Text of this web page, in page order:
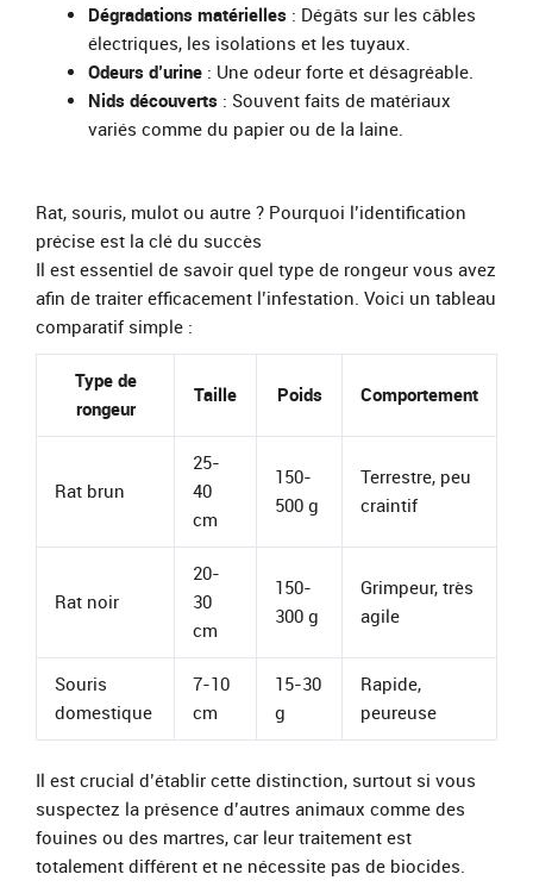
Dégradations matérielles : Dégâts sur les câbles
électriques, les isolations et les tuyaux.
Odeurs d’urine: Une odeur forte et désagréable.
Nids découverts : Souvent faits de matériaux
variés comme du papier ou de la laine.
Rat, souris, mulot ou autre ? Pourquoi l’identification
précise est la clé du succès
Il est essentiel de savoir quel type de rongeur vous avez
afin de traiter efficacement l’infestation. Voici un tableau
comparatif simple :
Type de
rongeur
Taille Poids Comportement
Rat brun
25-
40
cm
150-
500 g
Terrestre, peu
craintif
Rat noir
20-
30
cm
150-
300 g
Grimpeur, très
agile
Souris
domestique
7-10
cm
15-30
g
Rapide,
peureuse
Il est crucial d’établir cette distinction, surtout si vous
suspectez la présence d’autres animaux comme des
fouines ou des martres, car leur traitement est
totalement différent et ne nécessite pas de biocides.